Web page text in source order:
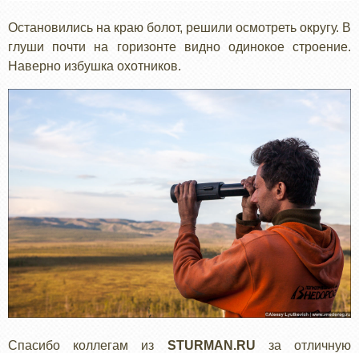
Остановились на краю болот, решили осмотреть округу. В
глуши почти на горизонте видно одинокое строение.
Наверно избушка охотников.
Спасибо коллегам из STURMAN.RU за отличную